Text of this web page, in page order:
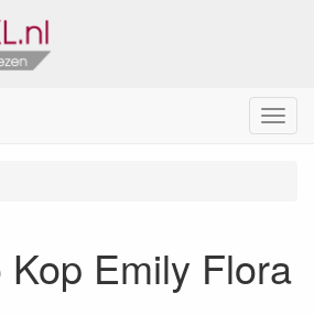
Menu
Kop Emily Flora